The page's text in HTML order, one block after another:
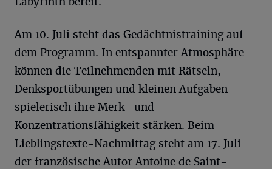
Am 10. Juli steht das Gedächtnistraining auf
dem Programm. In entspannter Atmosphäre
können die Teilnehmenden mit Rätseln,
Denksportübungen und kleinen Aufgaben
spielerisch ihre Merk- und
Konzentrationsfähigkeit stärken. Beim
Lieblingstexte-Nachmittag steht am 17. Juli
der französische Autor Antoine de Saint-